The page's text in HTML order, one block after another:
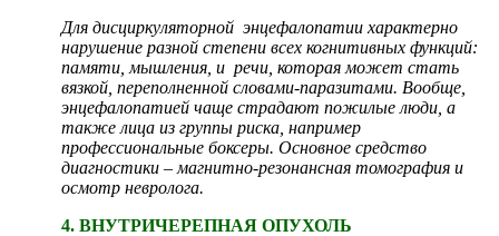
Для дисциркуляторной энцефалопатии характерно
нарушение разной степени всех когнитивных функций:
памяти, мышления, и речи, которая может стать
вязкой, переполненной словами-паразитами. Вообще,
энцефалопатией чаще страдают пожилые люди, а
также лица из группы риска, например
профессиональные боксеры. Основное средство
диагностики – магнитно-резонансная томография и
осмотр невролога.
4. ВНУТРИЧЕРЕПНАЯ ОПУХОЛЬ